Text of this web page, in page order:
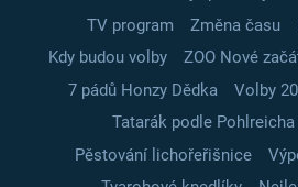
TV program
Změna času
Kdy budou volby
ZOO Nové
7 pádů Honzy Dědka
Volby
Tatarák podle Pohlreicha
Pěstování lichořeřišnice